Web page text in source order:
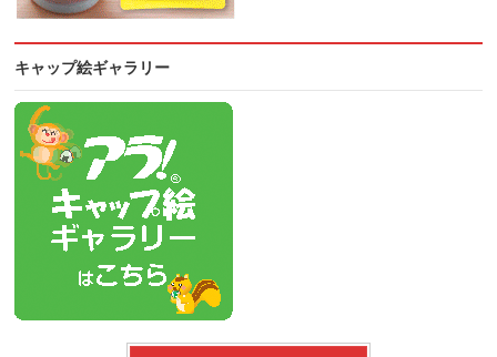
キャップ絵ギャラリー